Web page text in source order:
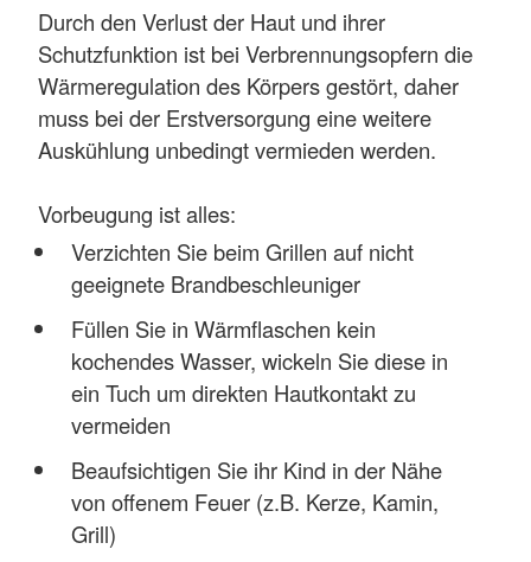
Durch den Verlust der Haut und ihrer
Schutzfunktion ist bei Verbrennungsopfern die
Wärmeregulation des Körpers gestört, daher
muss bei der Erstversorgung eine weitere
Auskühlung unbedingt vermieden werden.
Vorbeugung ist alles:
Verzichten Sie beim Grillen auf nicht
geeignete Brandbeschleuniger
Füllen Sie in Wärmflaschen kein
kochendes Wasser, wickeln Sie diese in
ein Tuch um direkten Hautkontakt zu
vermeiden
Beaufsichtigen Sie ihr Kind in der Nähe
von offenem Feuer (z.B. Kerze, Kamin,
Grill)